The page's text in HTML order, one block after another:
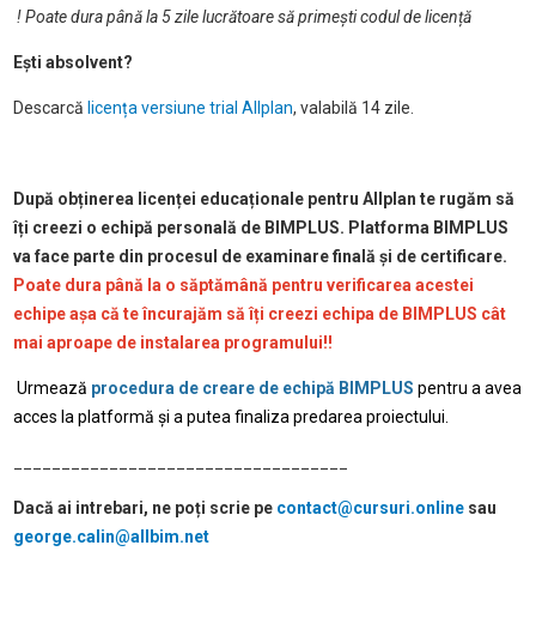
! Poate dura până la 5 zile lucrătoare să primești codul de licență
Ești absolvent?
Descarcă licența versiune trial Allplan, valabilă 14 zile.
După obținerea licenței educaționale pentru Allplan te rugăm să
îți creezi o echipă personală de BIMPLUS. Platforma BIMPLUS
va face parte din procesul de examinare finală și de certificare.
Poate dura până la o săptămână pentru verificarea acestei
echipe așa că te încurajăm să îți creezi echipa de BIMPLUS cât
mai aproape de instalarea programului!!
Urmează procedura de creare de echipă BIMPLUS pentru a avea
acces la platformă și a putea finaliza predarea proiectului.
Dacă ai intrebari, ne poți scrie pe contact@cursuri.onlinesau
george.calin@allbim.net